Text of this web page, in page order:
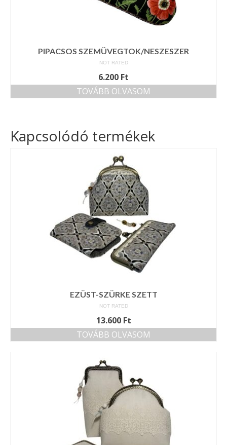
PIPACSOS SZEMÜVEGTOK/NESZESZER
NOT RATED
6.200 Ft
TOVÁBB OLVASOM
Kapcsolódó termékek
EZÜST-SZÜRKE SZETT
NOT RATED
13.600 Ft
TOVÁBB OLVASOM